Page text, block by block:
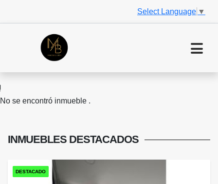
Select Language ▼
No se encontró inmueble .
INMUEBLES DESTACADOS
DESTACADO